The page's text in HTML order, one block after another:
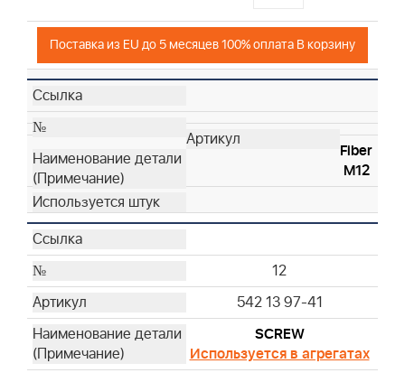
Поставка из EU до 5 месяцев 100% оплата В корзину
Fiber
M12
12
542 13 97-41
SCREW
Используется в агрегатах